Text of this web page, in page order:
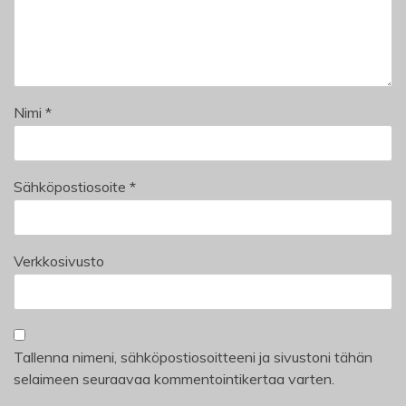
Nimi *
Sähköpostiosoite *
Verkkosivusto
Tallenna nimeni, sähköpostiosoitteeni ja sivustoni tähän
selaimeen seuraavaa kommentointikertaa varten.